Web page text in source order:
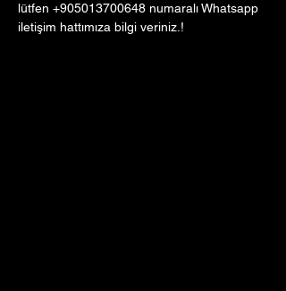
lütfen +905013700648 numaralı Whatsapp
iletişim hattımıza bilgi veriniz.!